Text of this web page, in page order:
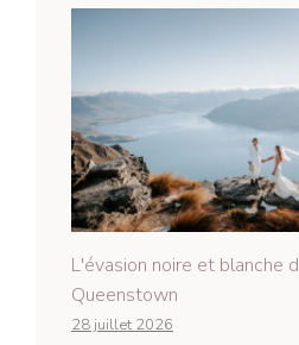
L'évasion noire et blanche
Queenstown
28 juillet 2026